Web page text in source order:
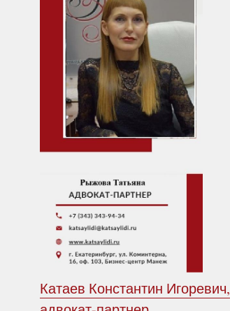
Катаев Константин Игоревич,